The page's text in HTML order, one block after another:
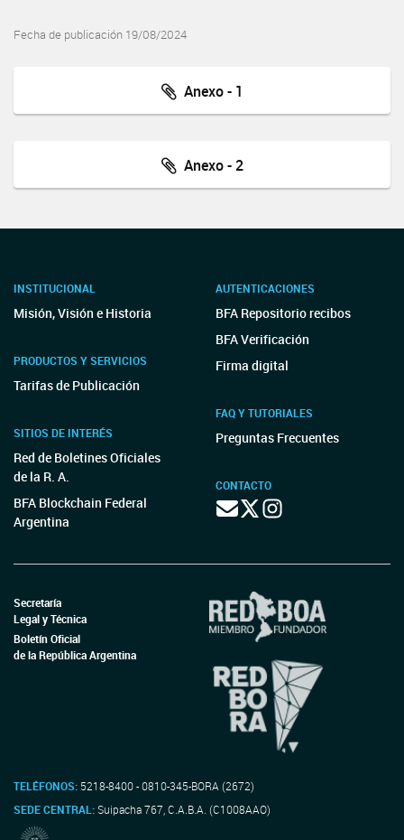
Fecha de publicación 19/08/2024
Anexo - 1
Anexo - 2
INSTITUCIONAL
Misión, Visión e Historia
PRODUCTOS Y SERVICIOS
Tarifas de Publicación
SITIOS DE INTERÉS
Red de Boletines Oficiales
de la R. A.
BFA Blockchain Federal
Argentina
AUTENTICACIONES
BFA Repositorio recibos
BFA Verificación
Firma digital
FAQ Y TUTORIALES
Preguntas Frecuentes
CONTACTO
Secretaría
Legal y Técnica
Boletín Oficial
de la República Argentina
TELÉFONOS: 5218-8400 - 0810-345-BORA (2672)
SEDE CENTRAL:Suipacha 767, C.A.B.A. (C1008AAO)